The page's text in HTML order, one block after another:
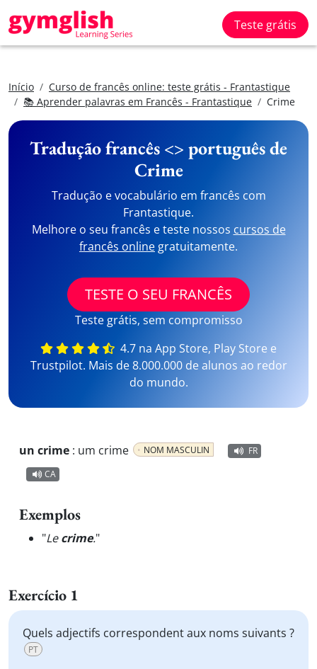
Teste grátis
Início
Curso de francês online: teste grátis - Frantastique
📚 Aprender palavras em Francês - Frantastique
Crime
Tradução francês <> português de
Crime
Tradução e vocabulário em francês com
Frantastique.
Melhore o seu francês e teste nossos cursos de
francês online gratuitamente.
TESTE O SEU FRANCÊS
Teste grátis, sem compromisso
4.7 na App Store, Play Store e
Trustpilot. Mais de 8.000.000 de alunos ao redor
do mundo.
un crime : um crime NOM MASCULIN
FR
CA
Exemplos
"Lecrime."
Exercício 1
Quels adjectifs correspondent aux noms suivants ?
PT